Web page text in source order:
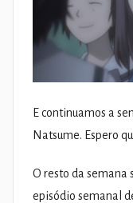
E continuamos a
Natsume. Espero
O resto da semana
episódio semanal